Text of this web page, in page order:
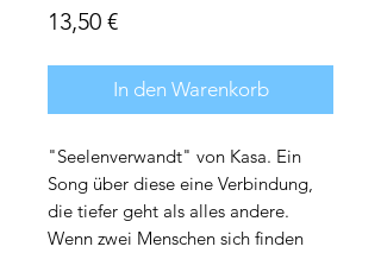
13,50 €Preis
In den Warenkorb
"Seelenverwandt" von Kasa. Ein
Song über diese eine Verbindung,
die tiefer geht als alles andere.
Wenn zwei Menschen sich finden